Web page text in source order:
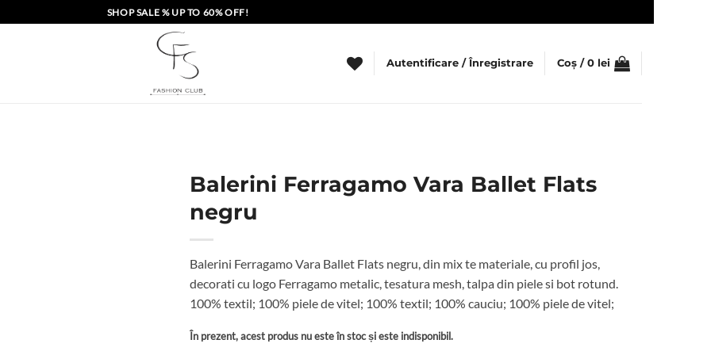
SHOP SALE % UP TO 60% OFF!
Autentificare / Înregistrare Coș / 0 lei
Balerini Ferragamo Vara Ballet Flats
negru
Balerini Ferragamo Vara Ballet Flats negru, din mix te materiale, cu profil jos,
decorati cu logo Ferragamo metalic, tesatura mesh, talpa din piele si bot rotund.
100% textil; 100% piele de vitel; 100% textil; 100% cauciu; 100% piele de vitel;
În prezent, acest produs nu este în stoc și este indisponibil.